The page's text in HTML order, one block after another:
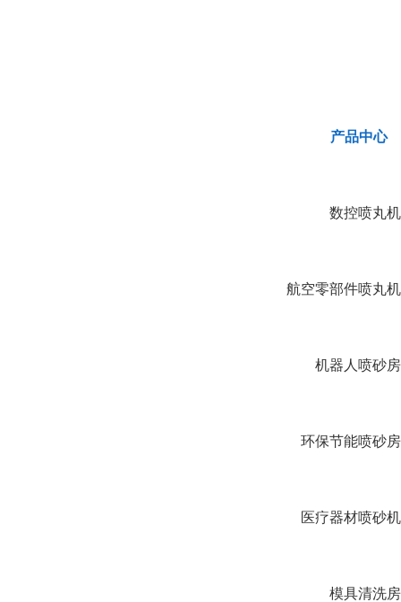
产品中心
数控喷丸机
航空零部件喷丸机
机器人喷砂房
环保节能喷砂房
医疗器材喷砂机
模具清洗房